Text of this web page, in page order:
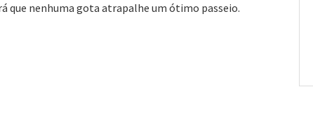
que nenhuma gota atrapalhe um ótimo passeio.